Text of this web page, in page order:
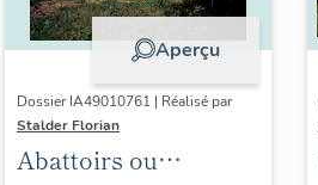
Aperçu
Dossier IA49010761 | Réalisé par
Stalder Florian
Abattoirs ou